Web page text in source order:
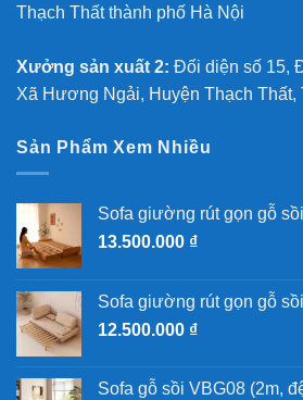
Thạch Thất thành phố Hà Nội
Xưởng sản xuất 2: Đối diện số 15,
Xã Hương Ngải, Huyện Thạch Thất,
Sản Phẩm Xem Nhiều
Sofa giường rút gọn gỗ
13.500.000 ₫
Sofa giường rút gọn gỗ
12.500.000 ₫
Sofa gỗ sồi VBG08 (2m,